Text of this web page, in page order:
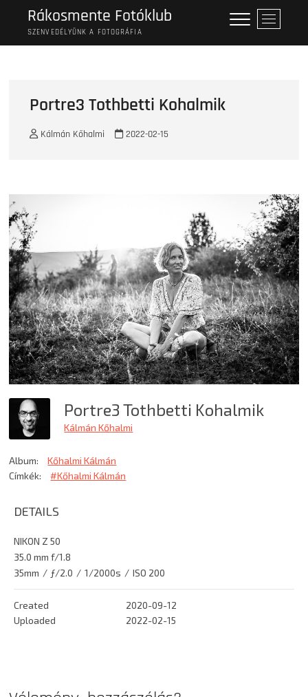
content
Rákosmente Fotóklub
SZENVEDÉLYÜNK A FOTOGRÁFIA
M
e
n
Portre3 Tothbetti Kohalmik
Kálmán Kőhalmi 2022-02-15
Portre3 Tothbetti Kohalmik
Kálmán Kőhalmi
Album:
Kőhalmi Kálmán
Címkék:
#Kőhalmi Kálmán
DETAILS
NIKON Z 50
35.0 mm f/1.8
35mm / ƒ/2.0 / 1/2000s / ISO 200
Created
2020-09-12
Uploaded
2022-02-15